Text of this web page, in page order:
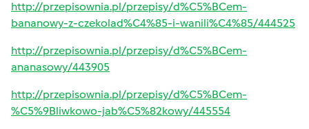
http://przepisownia.pl/przepisy/d%C5%BCem-
bananowy-z-czekolad%C4%85-i-wanili%C4%85/444525
http://przepisownia.pl/przepisy/d%C5%BCem-
ananasowy/443905
http://przepisownia.pl/przepisy/d%C5%BCem-
%C5%9Bliwkowo-jab%C5%82kowy/445554